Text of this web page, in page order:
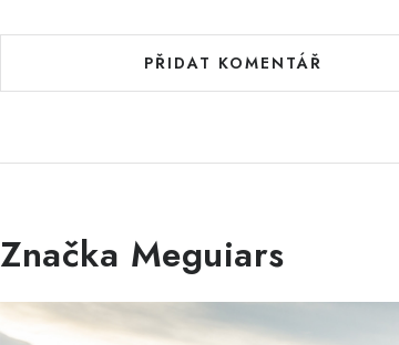
PŘIDAT KOMENTÁŘ
Značka Meguiars